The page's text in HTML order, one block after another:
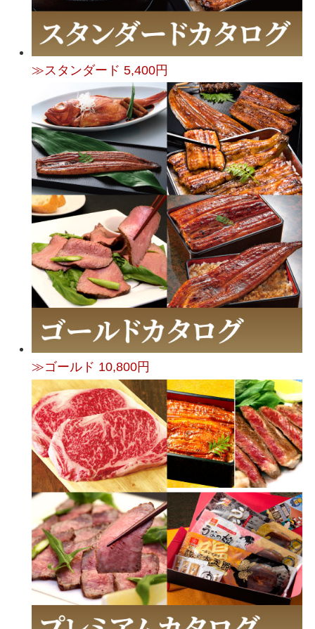
≫スタンダード 5,400円
≫ゴールド 10,800円